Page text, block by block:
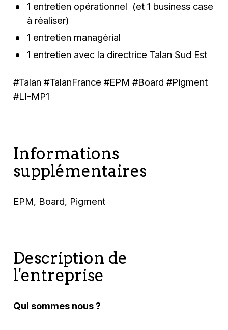
1 entretien opérationnel (et 1 business case
à réaliser)
1 entretien managérial
1 entretien avec la directrice Talan Sud Est
#Talan #TalanFrance #EPM #Board #Pigment
#LI-MP1
Informations
supplémentaires
EPM, Board, Pigment
Description de
l'entreprise
Qui sommes nous ?